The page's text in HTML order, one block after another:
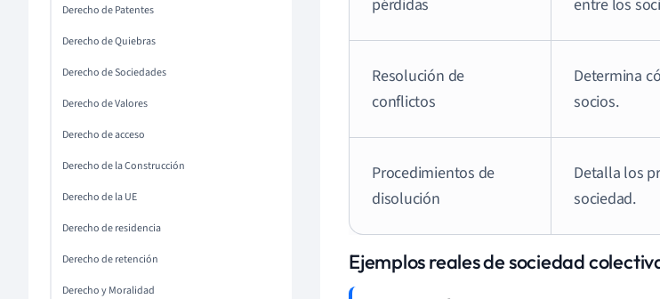
Derecho de Patentes
Derecho de Quiebras
Derecho de Sociedades
Derecho de Valores
Derecho de acceso
Derecho de la Construcción
Derecho de la UE
Derecho de residencia
Derecho de retención
Derecho y Moralidad
pérdidas
entre los
Resolución de
conflictos
Determina
socios.
Procedimientos de
disolución
Detalla los
sociedad.
Ejemplos reales de sociedad